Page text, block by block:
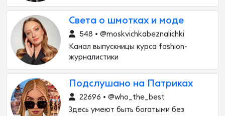
Света о шмотках и моде
548 • @moskvichkabeznalichki
Канал выпускницы курса fashion-
журналистики
Подслушано на Патриках
22696 • @who_the_best
Здесь умеют быть богатыми без